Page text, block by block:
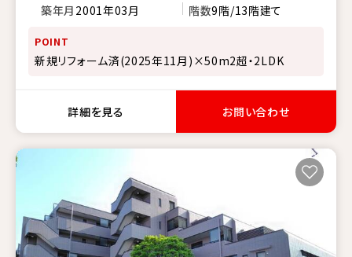
築年月 2001年03月 階数9階/13階建て
POINT
新規リフォーム済(2025年11月)×50m2超・2LDK
詳細を見る お問い合わせ